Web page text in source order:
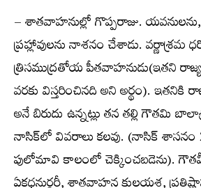
– శాతవాహనుల్లో గొప్పరాజు. యవనులను,
ప్రహ్లావులను నాశనం చేశాడు. వర్ణాశ్రమ
త్రిసముద్రతోయ పీతవాహనుడు(ఇతని
వరకు విస్తరించినది అని అర్థం).
అనే బిరుదు ఉన్నట్లు తన తల్లి గౌతమి
నాసిక్‌లో వివరాలు కలవు. (నాసిక్ శాసనం
పులోమావి కాలంలో చెక్కించబడెను).